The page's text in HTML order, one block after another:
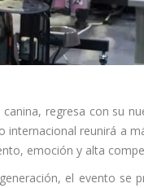
regresa con su
internacional reunirá a
emoción y alta
el evento se